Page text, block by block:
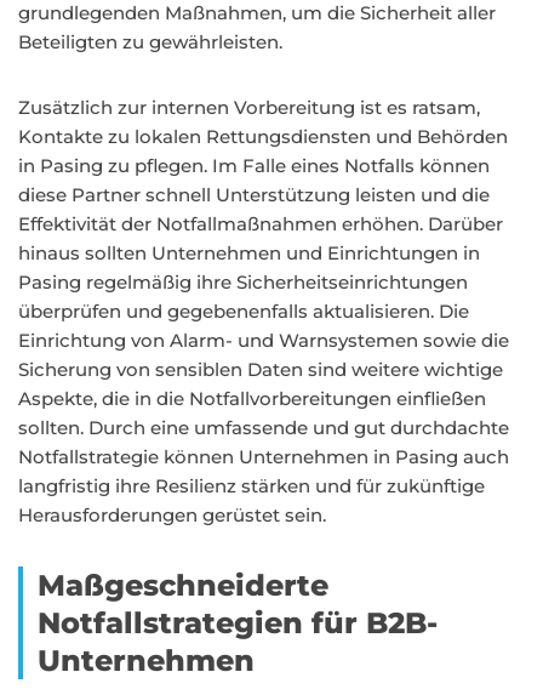
grundlegenden Maßnahmen, um die Sicherheit aller
Beteiligten zu gewährleisten.
Zusätzlich zur internen Vorbereitung ist es ratsam,
Kontakte zu lokalen Rettungsdiensten und Behörden
in Pasing zu pflegen. Im Falle eines Notfalls können
diese Partner schnell Unterstützung leisten und die
Effektivität der Notfallmaßnahmen erhöhen. Darüber
hinaus sollten Unternehmen und Einrichtungen in
Pasing regelmäßig ihre Sicherheitseinrichtungen
überprüfen und gegebenenfalls aktualisieren. Die
Einrichtung von Alarm- und Warnsystemen sowie die
Sicherung von sensiblen Daten sind weitere wichtige
Aspekte, die in die Notfallvorbereitungen einfließen
sollten. Durch eine umfassende und gut durchdachte
Notfallstrategie können Unternehmen in Pasing auch
langfristig ihre Resilienz stärken und für zukünftige
Herausforderungen gerüstet sein.
Maßgeschneiderte
Notfallstrategien für B2B-
Unternehmen